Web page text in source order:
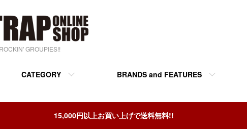
GROUPIES!!
CATEGORY BRANDS and FEATURES
15,000円以上お買い上げで送料無料!!